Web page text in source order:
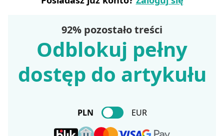
92% pozostało treści
Odblokuj pełny
dostęp do artykułu
PLN EUR